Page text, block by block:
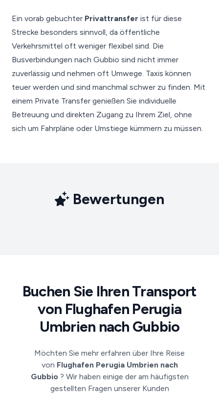
Ein vorab gebuchter Privattransfer ist für diese
Strecke besonders sinnvoll, da öffentliche
Verkehrsmittel oft weniger flexibel sind. Die
Busverbindungen nach Gubbio sind nicht immer
zuverlässig und nehmen oft Umwege. Taxis können
teuer werden und sind manchmal schwer zu finden. Mit
einem Private Transfer genießen Sie individuelle
Betreuung und direkten Zugang zu Ihrem Ziel, ohne
sich um Fahrpläne oder Umstiege kümmern zu müssen.
Bewertungen
Buchen Sie Ihren Transport
von Flughafen Perugia
Umbrien nach Gubbio
Möchten Sie mehr erfahren über Ihre Reise
von Flughafen Perugia Umbrien nach
Gubbio ? Wir haben einige der am häufigsten
gestellten Fragen unserer Kunden